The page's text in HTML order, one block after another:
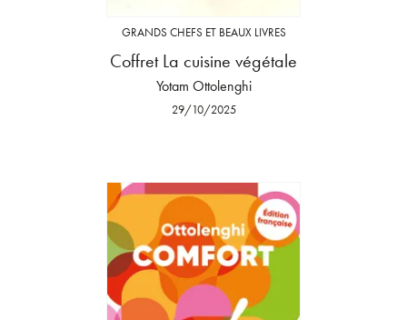
GRANDS CHEFS ET BEAUX LIVRES
Coffret La cuisine végétale
Yotam Ottolenghi
29/10/2025